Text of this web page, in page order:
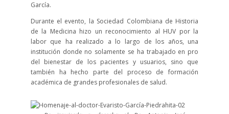
García.
Durante el evento, la Sociedad Colombiana de Historia
de la Medicina hizo un reconocimiento al HUV por la
labor que ha realizado a lo largo de los años, una
institución donde no solamente se ha trabajado en pro
del bienestar de los pacientes y usuarios, sino que
también ha hecho parte del proceso de formación
académica de grandes profesionales de salud.